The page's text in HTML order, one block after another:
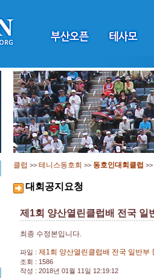
클럽 >> 테니스동호회 >> 동호인대회클럽 >>
대회공지요청
제1회 양산열린클럽배 전국 일
최종 수정본입니다.
파일 : 제1회 양산열린클럽배 전국 일반부
조회 : 1586
작성 : 2018년 01월 11일 12:19:12